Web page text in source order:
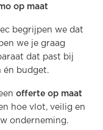
op maat
begrijpen we dat
we je graag
dat past bij
én budget.
offerte op maat
hoe vlot, veilig en
onderneming.